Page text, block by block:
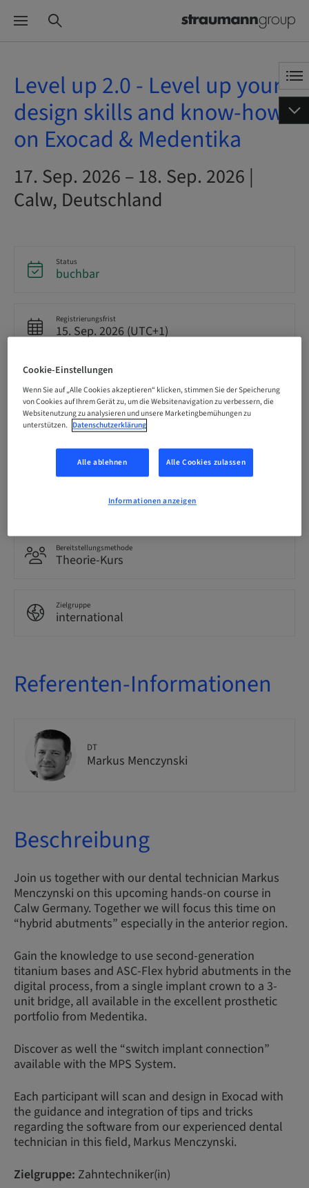
Level up 2.0 - Level up your
design skills and know-how
on Exocad & Medentika
17. Sep. 2026 – 18. Sep. 2026 |
Calw, Deutschland
Status
buchbar
Registrierungsfrist
15. Sep. 2026 (UTC+1)
Preis pro Teilnehmer (es gelten lokale Steuern)
EUR 850.00
Sprache
Englisch
0.00 Punkte
Bereitstellungsmethode
Theorie-Kurs
Zielgruppe
international
Referenten-Informationen
DT
Markus Menczynski
Beschreibung
Join us together with our dental technician Markus
Menczynski on this upcoming hands-on course in
Calw Germany. Together we will focus this time on
“hybrid abutments” especially in the anterior region.
Gain the knowledge to use second-generation
titanium bases and ASC-Flex hybrid abutments in the
digital process, from a single implant crown to a 3-
unit bridge, all available in the excellent prosthetic
portfolio from Medentika.
Discover as well the “switch implant connection”
available with the MPS System.
Each participant will scan and design in Exocad with
the guidance and integration of tips and tricks
regarding the software from our experienced dental
technician in this field, Markus Menczynski.
Zielgruppe: Zahntechniker(in)
Cookie-Einstellungen
Wenn Sie auf „Alle Cookies akzeptieren“ klicken, stimmen Sie der Speicherung
von Cookies auf Ihrem Gerät zu, um die Websitenavigation zu verbessern, die
Websitenutzung zu analysieren und unsere Marketingbemühungen zu
unterstützen. Datenschutzerklärung
Alle ablehnen Alle Cookies zulassen
Informationen anzeigen